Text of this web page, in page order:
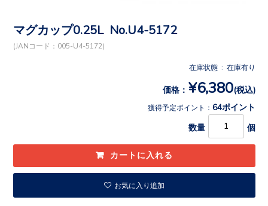
マグカップ0.25L No.U4-5172
(JANコード：005-U4-5172)
在庫状態 : 在庫有り
価格： ¥6,380(税込)
獲得予定ポイント： 64ポイント
数量 個
お気に入り追加